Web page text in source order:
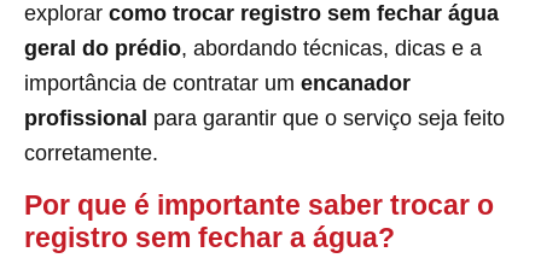
explorar como trocar registro sem fechar água
geral do prédio, abordando técnicas, dicas e a
importância de contratar um encanador
profissional para garantir que o serviço seja feito
corretamente.
Por que é importante saber trocar o
registro sem fechar a água?